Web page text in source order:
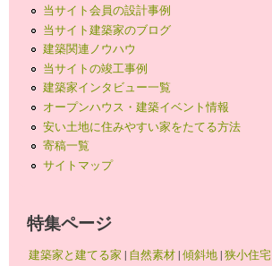
当サイト会員の設計事例
当サイト建築家のブログ
建築関連ノウハウ
当サイトの竣工事例
建築家インタビュー一覧
オープンハウス・建築イベント情報
安い土地に住みやすい家をたてる方法
寄稿一覧
サイトマップ
特集ページ
建築家と建てる家 | 自然素材|傾斜地|狭小住宅